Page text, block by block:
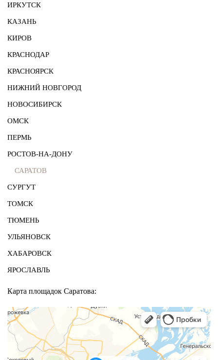
ИРКУТСК
КАЗАНЬ
КИРОВ
КРАСНОДАР
КРАСНОЯРСК
НИЖНИЙ НОВГОРОД
НОВОСИБИРСК
ОМСК
ПЕРМЬ
РОСТОВ-НА-ДОНУ
САРАТОВ
СУРГУТ
ТОМСК
ТЮМЕНЬ
УЛЬЯНОВСК
ХАБАРОВСК
ЯРОСЛАВЛЬ
Карта площадок Саратова: